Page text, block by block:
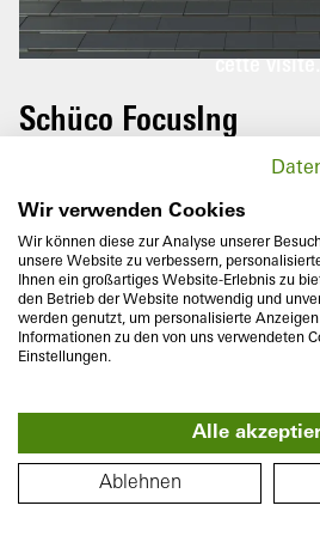
PLAN
Veuillez faire pivoter
portable pour profiter
cette visite.
Schüco FocusIng
Les portes-fenêtres de la
Schüco FocusIng
moderne aux contours
lignes droites ainsi que
recouvrements étroits.
Profondeur de construction
70/76mm
Wir verwenden Cookies
Wir können diese zur Analyse unserer
unsere Website zu verbessern,
Ihnen ein großartiges Website-Erlebnis zu
den Betrieb der Website notwendig und
werden genutzt, um personalisierte
Informationen zu den von uns verwendeten
Einstellungen.
Alle
Ablehnen